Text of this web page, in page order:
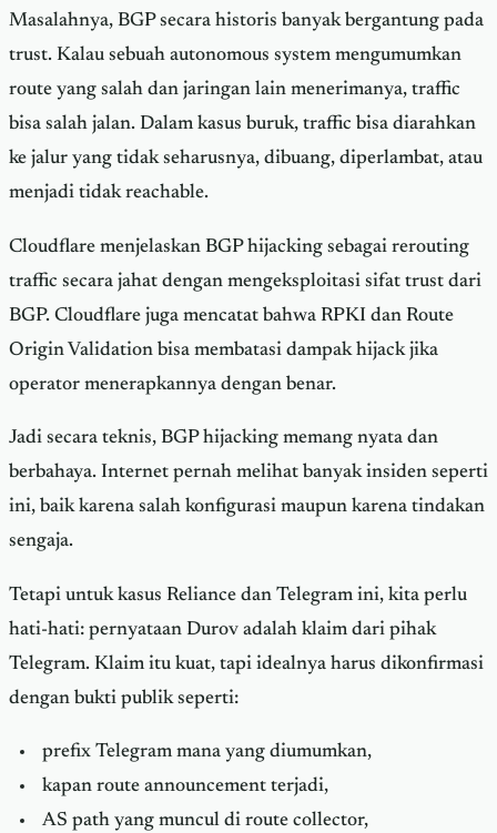
Masalahnya, BGP secara historis banyak bergantung pada
trust. Kalau sebuah autonomous system mengumumkan
route yang salah dan jaringan lain menerimanya, traffic
bisa salah jalan. Dalam kasus buruk, traffic bisa diarahkan
ke jalur yang tidak seharusnya, dibuang, diperlambat, atau
menjadi tidak reachable.
Cloudflare menjelaskan BGP hijacking sebagai rerouting
traffic secara jahat dengan mengeksploitasi sifat trust dari
BGP. Cloudflare juga mencatat bahwa RPKI dan Route
Origin Validation bisa membatasi dampak hijack jika
operator menerapkannya dengan benar.
Jadi secara teknis, BGP hijacking memang nyata dan
berbahaya. Internet pernah melihat banyak insiden seperti
ini, baik karena salah konfigurasi maupun karena tindakan
sengaja.
Tetapi untuk kasus Reliance dan Telegram ini, kita perlu
hati-hati: pernyataan Durov adalah klaim dari pihak
Telegram. Klaim itu kuat, tapi idealnya harus dikonfirmasi
dengan bukti publik seperti:
prefix Telegram mana yang diumumkan,
kapan route announcement terjadi,
AS path yang muncul di route collector,